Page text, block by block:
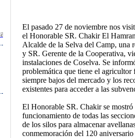
El pasado 27 de noviembre nos
el Honorable SR. Chakir El
Alcalde de la Selva del Camp, una
y SR. Gerente de la Cooperativa,
instalaciones de Coselva. Se
problemática que tiene el agricultor
siempre bajos del mercado y los
existentes para acceder a las
El Honorable SR. Chakir se mostró
funcionamiento de todas las
de los silos para almacenar
conmemoración del 120 aniversario